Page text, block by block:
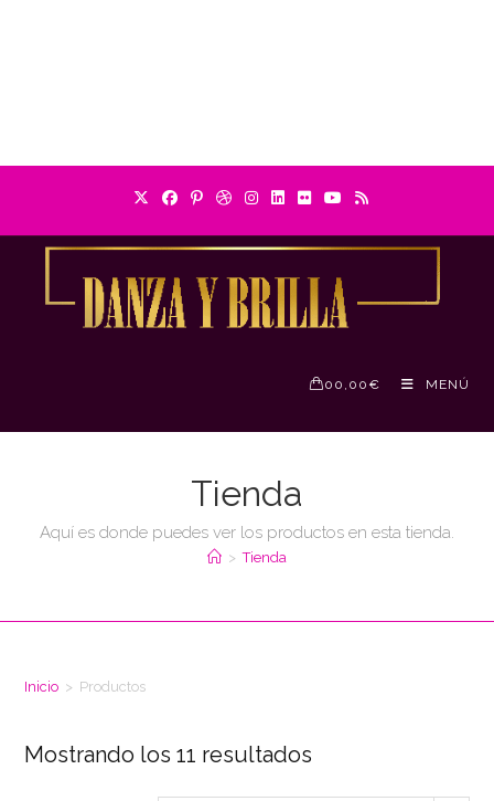
0 0,00 € MENÚ
Tienda
Aquí es donde puedes ver los productos en esta tienda.
> Tienda
Inicio > Productos
Mostrando los 11 resultados